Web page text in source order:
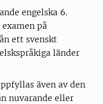
engelska 6.
på
ett svenskt
länder
även av den
nuvarande eller